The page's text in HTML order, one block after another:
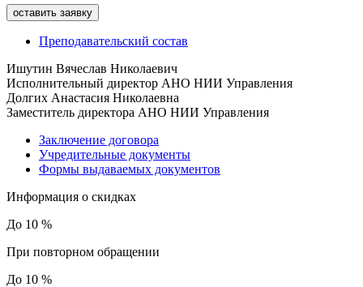
Преподавательский состав
Ишутин Вячеслав Николаевич
Исполнительный директор АНО НИИ Управления
Долгих Анастасия Николаевна
Заместитель директора АНО НИИ Управления
Заключение договора
Учредительные документы
Формы выдаваемых документов
Информация о скидках
До 10 %
При повторном обращении
До 10 %